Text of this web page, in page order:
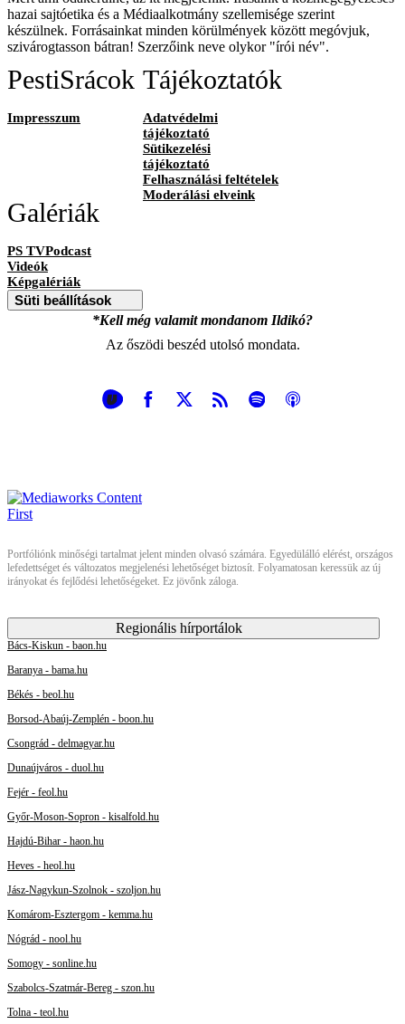
hazai sajtóetika és a Médiaalkotmány szellemisége szerint
készülnek. Forrásainkat minden körülmények között megóvjuk,
szivárogtasson bátran! Szerzőink neve olykor "írói név".
PestiSrácok
Impresszum
Tájékoztatók
Adatvédelmi
tájékoztató
Sütikezelési
tájékoztató
Felhasználási feltételek
Moderálási elveink
Galériák
PS TVPodcast
Videók
Képgalériák
Süti beállítások
*Kell még valamit mondanom Ildikó?
Az őszödi beszéd utolsó mondata.
Portfóliónk minőségi tartalmat jelent minden olvasó számára. Egyedülálló elérést, országos
lefedettséget és változatos megjelenési lehetőséget biztosít. Folyamatosan keressük az új
irányokat és fejlődési lehetőségeket. Ez jövőnk záloga.
Regionális hírportálok
Bács-Kiskun - baon.hu
Baranya - bama.hu
Békés - beol.hu
Borsod-Abaúj-Zemplén - boon.hu
Csongrád - delmagyar.hu
Dunaújváros - duol.hu
Fejér - feol.hu
Győr-Moson-Sopron - kisalfold.hu
Hajdú-Bihar - haon.hu
Heves - heol.hu
Jász-Nagykun-Szolnok - szoljon.hu
Komárom-Esztergom - kemma.hu
Nógrád - nool.hu
Somogy - sonline.hu
Szabolcs-Szatmár-Bereg - szon.hu
Tolna - teol.hu